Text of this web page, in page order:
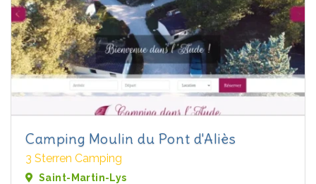
Camping Moulin du Pont d'Aliès
3 Sterren Camping
Saint-Martin-Lys